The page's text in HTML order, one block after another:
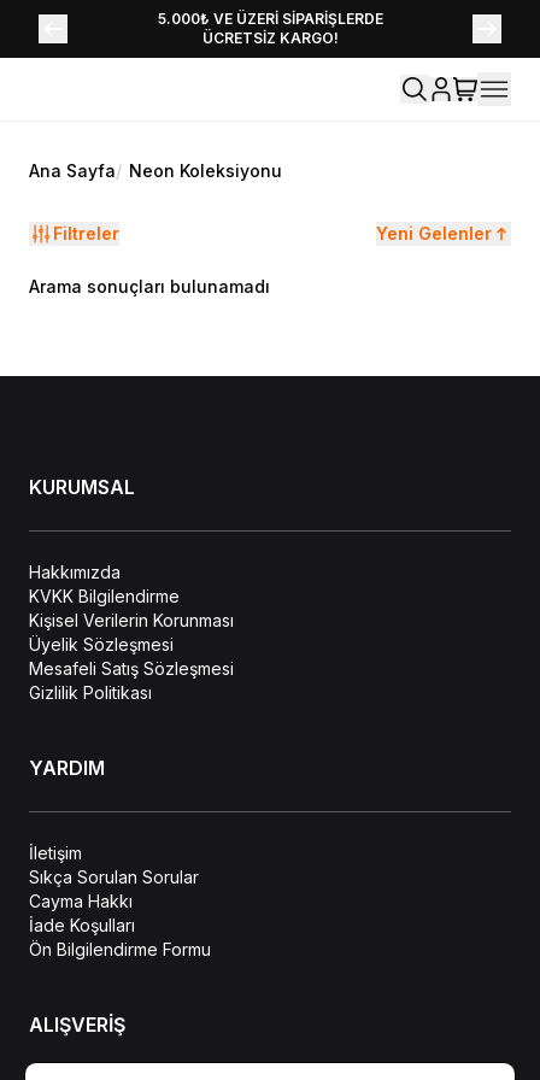
5.000₺ VE ÜZERİ SİPARİŞLERDE
ÜCRETSİZ KARGO!
YENİ SEZON KOLEKSİYONU EKLENDİ,
HEMEN KEŞFET!
Ana Sayfa/ Neon Koleksiyonu
Filtreler Yeni Gelenler
Arama sonuçları bulunamadı
KURUMSAL
Hakkımızda
KVKK Bilgilendirme
Kişisel Verilerin Korunması
Üyelik Sözleşmesi
Mesafeli Satış Sözleşmesi
Gizlilik Politikası
YARDIM
İletişim
Sıkça Sorulan Sorular
Cayma Hakkı
İade Koşulları
Ön Bilgilendirme Formu
ALIŞVERİŞ